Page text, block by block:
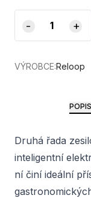
- +
VÝROBCE:Reloop
Druhá řada
inteligentní
ní činí ideální